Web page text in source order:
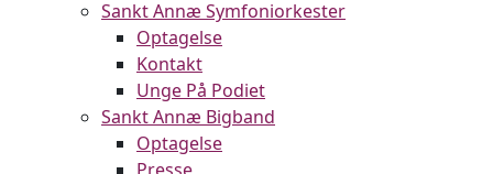
Sankt Annæ Symfoniorkester
Optagelse
Kontakt
Unge På Podiet
Sankt Annæ Bigband
Optagelse